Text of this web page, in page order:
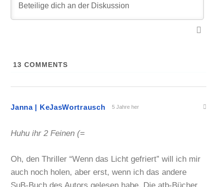
13 COMMENTS
Janna | KeJasWortrausch 5 Jahre her
Huhu ihr 2 Feinen (=
Oh, den Thriller “Wenn das Licht gefriert” will ich mir
auch noch holen, aber erst, wenn ich das andere